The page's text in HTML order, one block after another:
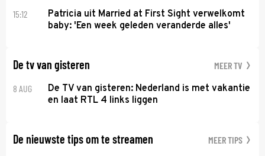
15:12
Patricia uit Married at First Sight verwelkomt
baby: 'Een week geleden veranderde alles'
De tv van gisteren MEER TV
8 AUG
De TV van gisteren: Nederland is met vakantie
en laat RTL 4 links liggen
De nieuwste tips om te streamen MEER TIPS